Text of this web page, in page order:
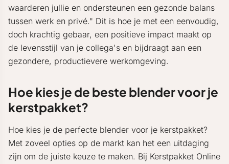
waarderen jullie en ondersteunen een gezonde balans
tussen werk en privé." Dit is hoe je met een eenvoudig,
doch krachtig gebaar, een positieve impact maakt op
de levensstijl van je collega's en bijdraagt aan een
gezondere, productievere werkomgeving.
Hoe kies je de beste blender voor je
kerstpakket?
Hoe kies je de perfecte blender voor je kerstpakket?
Met zoveel opties op de markt kan het een uitdaging
zijn om de juiste keuze te maken. Bij Kerstpakket Online